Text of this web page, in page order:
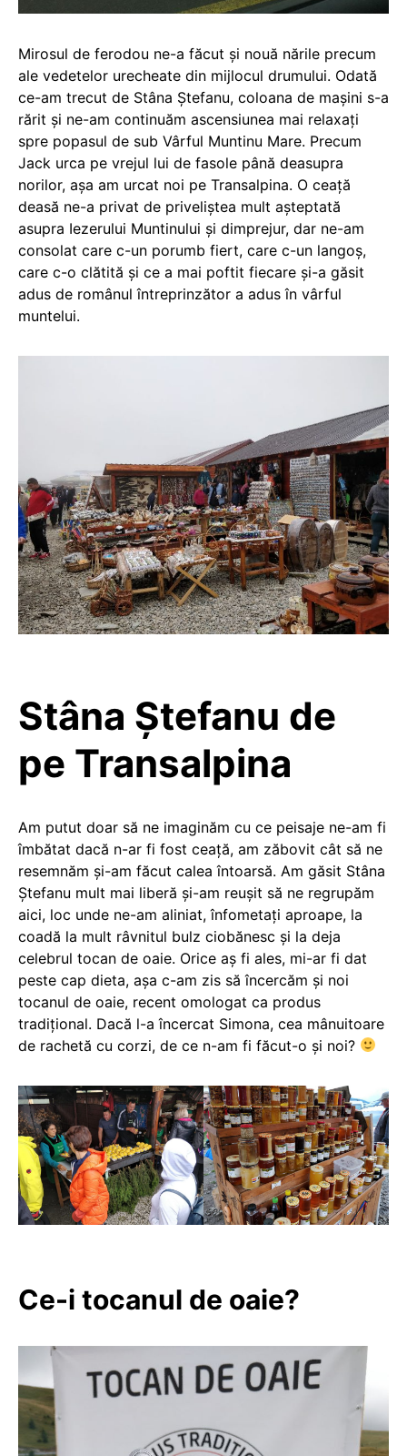
Mirosul de ferodou ne-a făcut și nouă nările precum
ale vedetelor urecheate din mijlocul drumului. Odată
ce-am trecut de Stâna Ștefanu, coloana de mașini s-a
rărit și ne-am continuăm ascensiunea mai relaxați
spre popasul de sub Vârful Muntinu Mare. Precum
Jack urca pe vrejul lui de fasole până deasupra
norilor, așa am urcat noi pe Transalpina. O ceață
deasă ne-a privat de priveliștea mult așteptată
asupra Iezerului Muntinului și dimprejur, dar ne-am
consolat care c-un porumb fiert, care c-un langoș,
care c-o clătită și ce a mai poftit fiecare și-a găsit
adus de românul întreprinzător a adus în vârful
muntelui.
Stâna Ștefanu de
pe Transalpina
Am putut doar să ne imaginăm cu ce peisaje ne-am fi
îmbătat dacă n-ar fi fost ceață, am zăbovit cât să ne
resemnăm și-am făcut calea întoarsă. Am găsit Stâna
Ștefanu mult mai liberă și-am reușit să ne regrupăm
aici, loc unde ne-am aliniat, înfometați aproape, la
coadă la mult râvnitul bulz ciobănesc și la deja
celebrul tocan de oaie. Orice aș fi ales, mi-ar fi dat
peste cap dieta, așa c-am zis să încercăm și noi
tocanul de oaie, recent omologat ca produs
tradițional. Dacă l-a încercat Simona, cea mânuitoare
de rachetă cu corzi, de ce n-am fi făcut-o și noi?
Ce-i tocanul de oaie?